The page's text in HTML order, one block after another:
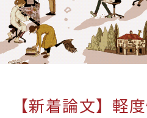
【新着論文】軽